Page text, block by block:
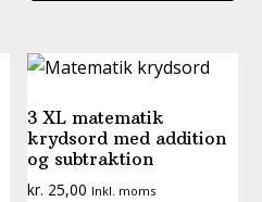
3 XL matematik
krydsord med addition
og subtraktion
kr. 25,00 Inkl. moms